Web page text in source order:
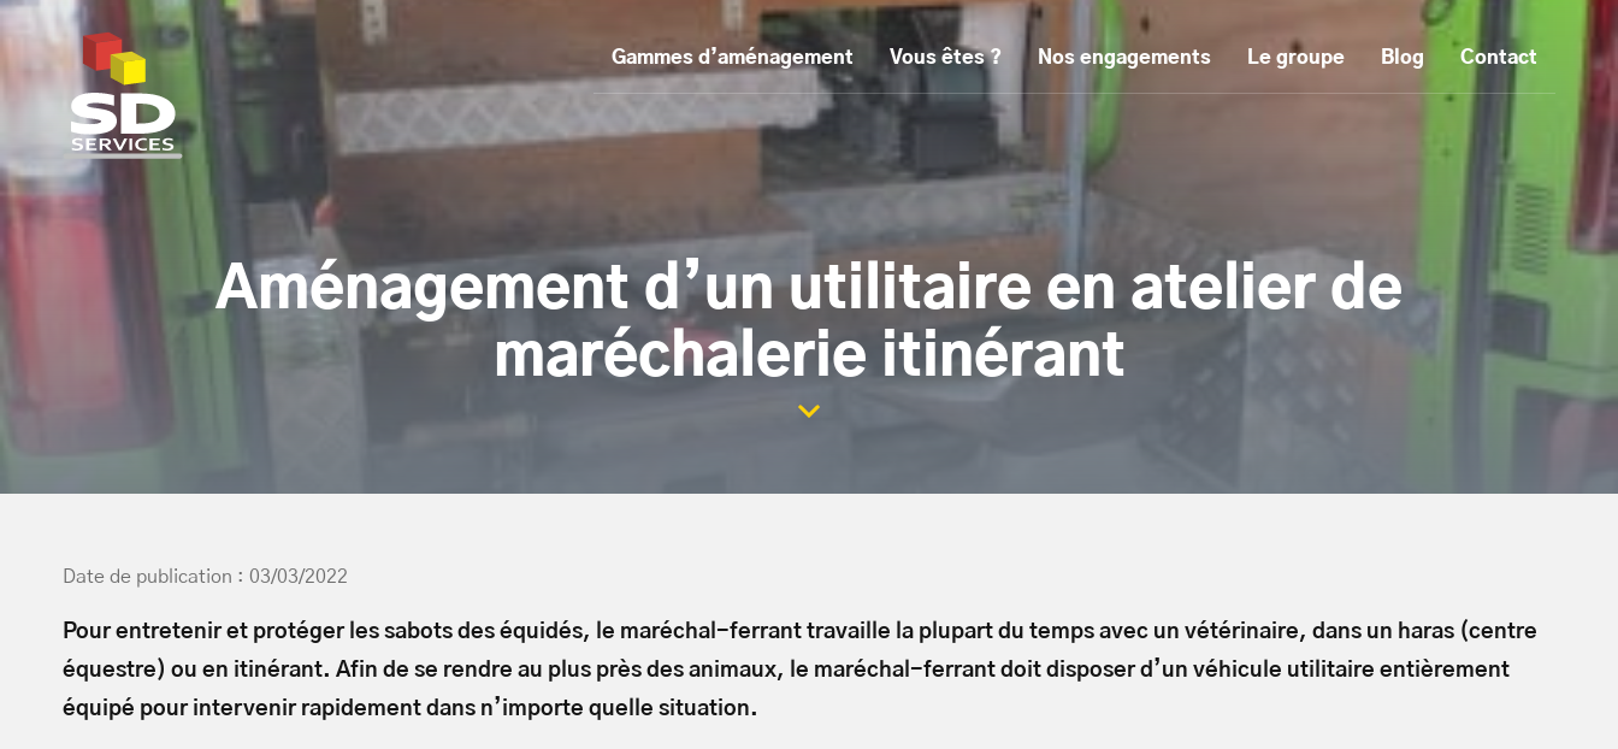
SD Services
Gammes d’aménagement Vous êtes ? Nos engagements Le groupe Blog Contact
Aménagement d’un utilitaire en atelier de
maréchalerie itinérant
Date de publication : 03/03/2022
Pour entretenir et protéger les sabots des équidés, le maréchal-ferrant travaille la plupart du temps avec un vétérinaire, dans un haras (centre
équestre) ou en itinérant. Afin de se rendre au plus près des animaux, le maréchal-ferrant doit disposer d’un véhicule utilitaire entièrement
équipé pour intervenir rapidement dans n’importe quelle situation.